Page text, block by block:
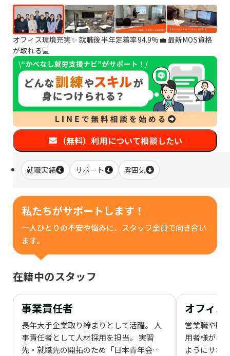
オフィス環境充実✨ 就職後半年定着率94.9%💼 最新MOS資格
が取れる💻
（無料）利用について相談したい
就職実績 サポート 雰囲気
私たちがサポートします！
一人ひとりの不安や悩みに、スタッフ全員で向き合い
ます。
在籍中のスタッフ
事業責任者
長年大手企業取り締まりとして活躍。 人
事責任者として人材採用を担当。 実習
先・就職先の開拓のため「日本青年会議
オフィス
営業職や販
用者様がご
ようにサポ